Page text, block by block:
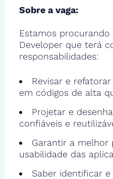
Sobre a vaga:
Estamos
Developer que terá
responsabilidades:
Revisar e
em códigos de alta
Projetar e
confiáveis e
Garantir a melhor
usabilidade das
Saber identificar e